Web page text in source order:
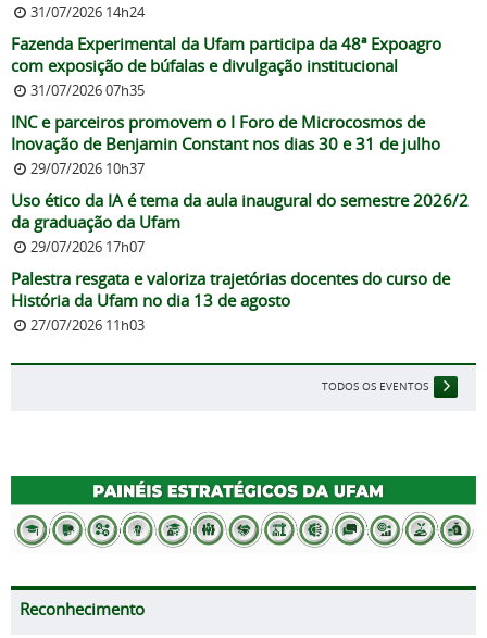
31/07/2026 14h24
Fazenda Experimental da Ufam participa da 48ª Expoagro
com exposição de búfalas e divulgação institucional
31/07/2026 07h35
INC e parceiros promovem o I Foro de Microcosmos de
Inovação de Benjamin Constant nos dias 30 e 31 de julho
29/07/2026 10h37
Uso ético da IA é tema da aula inaugural do semestre 2026/2
da graduação da Ufam
29/07/2026 17h07
Palestra resgata e valoriza trajetórias docentes do curso de
História da Ufam no dia 13 de agosto
27/07/2026 11h03
TODOS OS EVENTOS
Reconhecimento